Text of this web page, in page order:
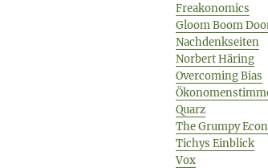
Freakonomics
Gloom Boom
Nachdenkseiten
Norbert Häring
Overcoming Bias
Quarz
The Grumpy
Tichys Einblick
Vox